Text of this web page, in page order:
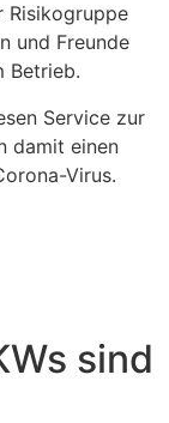
Risikogruppe
und Freunde
Betrieb.
Service zur
damit einen
Virus.
sind